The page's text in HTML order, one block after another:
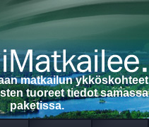
matkailun ykköskohteet
tuoreet tiedot samassa
paketissa.